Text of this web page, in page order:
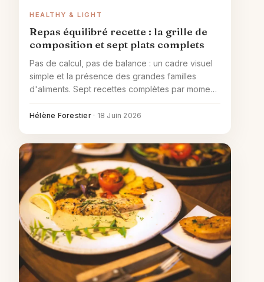
HEALTHY & LIGHT
Repas équilibré recette : la grille de
composition et sept plats complets
Pas de calcul, pas de balance : un cadre visuel
simple et la présence des grandes familles
d'aliments. Sept recettes complètes par moment,
plus la grille hebdomadaire pour varier sans
tomber dans la routine.
Hélène Forestier · 18 Juin 2026